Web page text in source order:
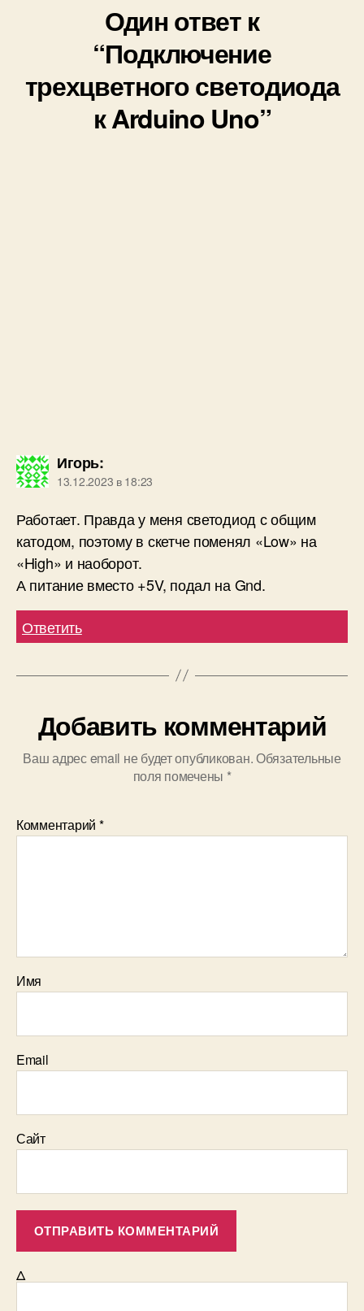
Один ответ к
“Подключение
трехцветного светодиода
к Arduino Uno”
Игорь:
13.12.2023 в 18:23
Работает. Правда у меня светодиод с общим
катодом, поэтому в скетче поменял «Low» на
«High» и наоборот.
А питание вместо +5V, подал на Gnd.
Ответить
Добавить комментарий
Ваш адрес email не будет опубликован.Обязательные
поля помечены *
Комментарий *
Имя
Email
Сайт
Δ